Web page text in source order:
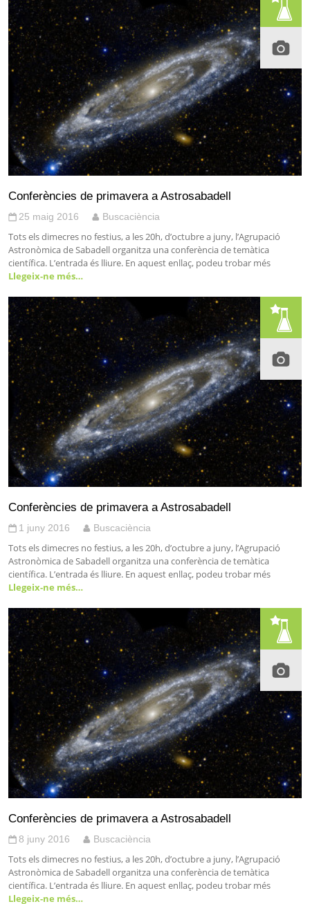
Conferències de primavera a Astrosabadell
25 maig 2016 Buscaciència
Tots els dimecres no festius, a les 20h, d’octubre a juny, l’Agrupació
Astronòmica de Sabadell organitza una conferència de temàtica
científica. L’entrada és lliure. En aquest enllaç, podeu trobar més
Llegeix-ne més…
Conferències de primavera a Astrosabadell
1 juny 2016 Buscaciència
Tots els dimecres no festius, a les 20h, d’octubre a juny, l’Agrupació
Astronòmica de Sabadell organitza una conferència de temàtica
científica. L’entrada és lliure. En aquest enllaç, podeu trobar més
Llegeix-ne més…
Conferències de primavera a Astrosabadell
8 juny 2016 Buscaciència
Tots els dimecres no festius, a les 20h, d’octubre a juny, l’Agrupació
Astronòmica de Sabadell organitza una conferència de temàtica
científica. L’entrada és lliure. En aquest enllaç, podeu trobar més
Llegeix-ne més…